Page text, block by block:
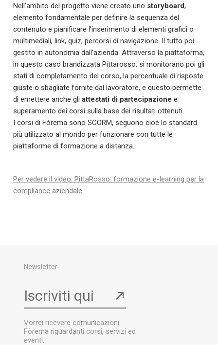
Nell’ambito del progetto viene creato uno storyboard,
elemento fondamentale per definire la sequenza del
contenuto e pianificare l’inserimento di elementi grafici o
multimediali, link, quiz, percorsi di navigazione. Il tutto poi
gestito in autonomia dall’azienda. Attraverso la piattaforma,
in questo caso brandizzata Pittarosso, si monitorano poi gli
stati di completamento del corso, la percentuale di risposte
giuste o sbagliate fornite dal lavoratore, e questo permette
di emettere anche gli attestati di partecipazione e
superamento dei corsi sulla base dei risultati ottenuti.
I corsi di Fòrema sono SCORM, seguono cioè lo standard
più utilizzato al mondo per funzionare con tutte le
piattaforme di formazione a distanza.
Per vedere il video: PittaRosso: formazione e-learning per la
compliance aziendale
Newsletter
Iscriviti qui ↗
Vorrei ricevere comunicazioni
Fòrema riguardanti corsi, servizi ed
eventi.